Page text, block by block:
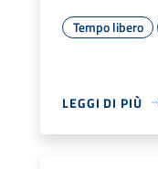
Tempo libero
LEGGI DI PIÙ